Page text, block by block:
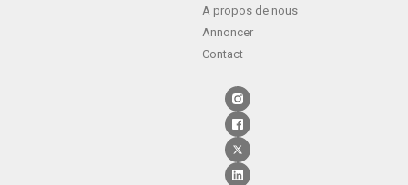
A propos de nous
Annoncer
Contact